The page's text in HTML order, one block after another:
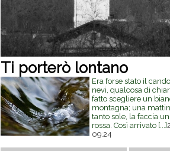
Ti porterò lontano
Era forse stato il
nevi, qualcosa di
fatto scegliere un
montagna; una
tanto sole, la faccia
rossa. Così arrivato [...]
09:24